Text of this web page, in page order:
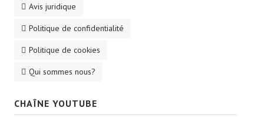
Avis juridique
Politique de confidentialité
Politique de cookies
Qui sommes nous?
CHAÎNE YOUTUBE